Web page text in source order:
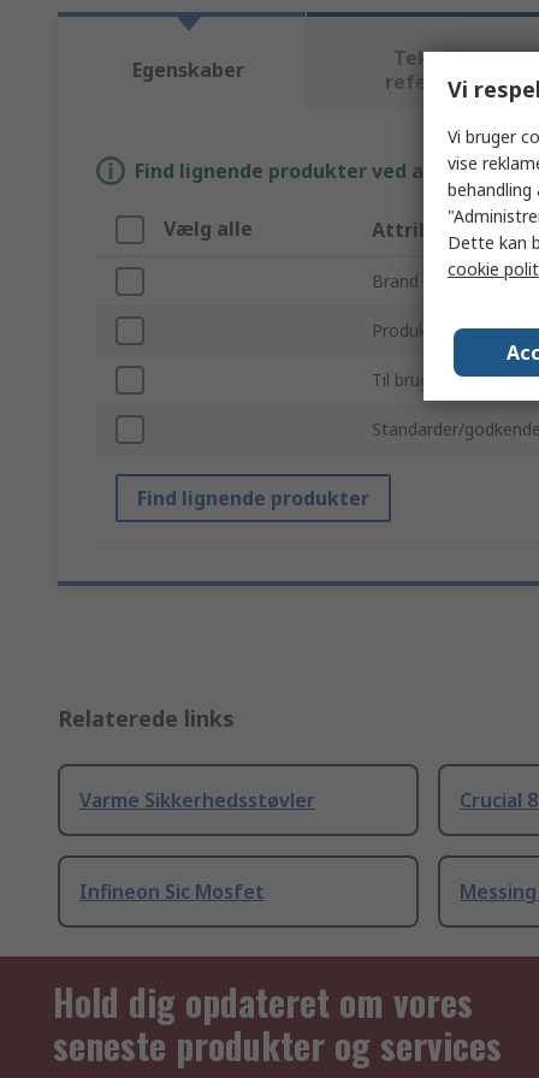
Egenskaber
Tekniske
referencer
Find lignende produkter ved at vælge
Vælg alle Attribut
Brand
Produkttype
Til brug sammen
Standarder/
Find lignende produkter
Relaterede links
Varme Sikkerhedsstøvler Crucial
Infineon Sic Mosfet
Hold dig opdateret om vores
seneste produkter og services
Vi
Vi bruger
vise
Dette kan
cookie